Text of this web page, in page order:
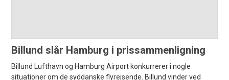
Billund slår Hamburg i prissammenligning
Billund Lufthavn og Hamburg Airport konkurrerer i nogle
situationer om de syddanske flyrejsende. Billund vinder ved